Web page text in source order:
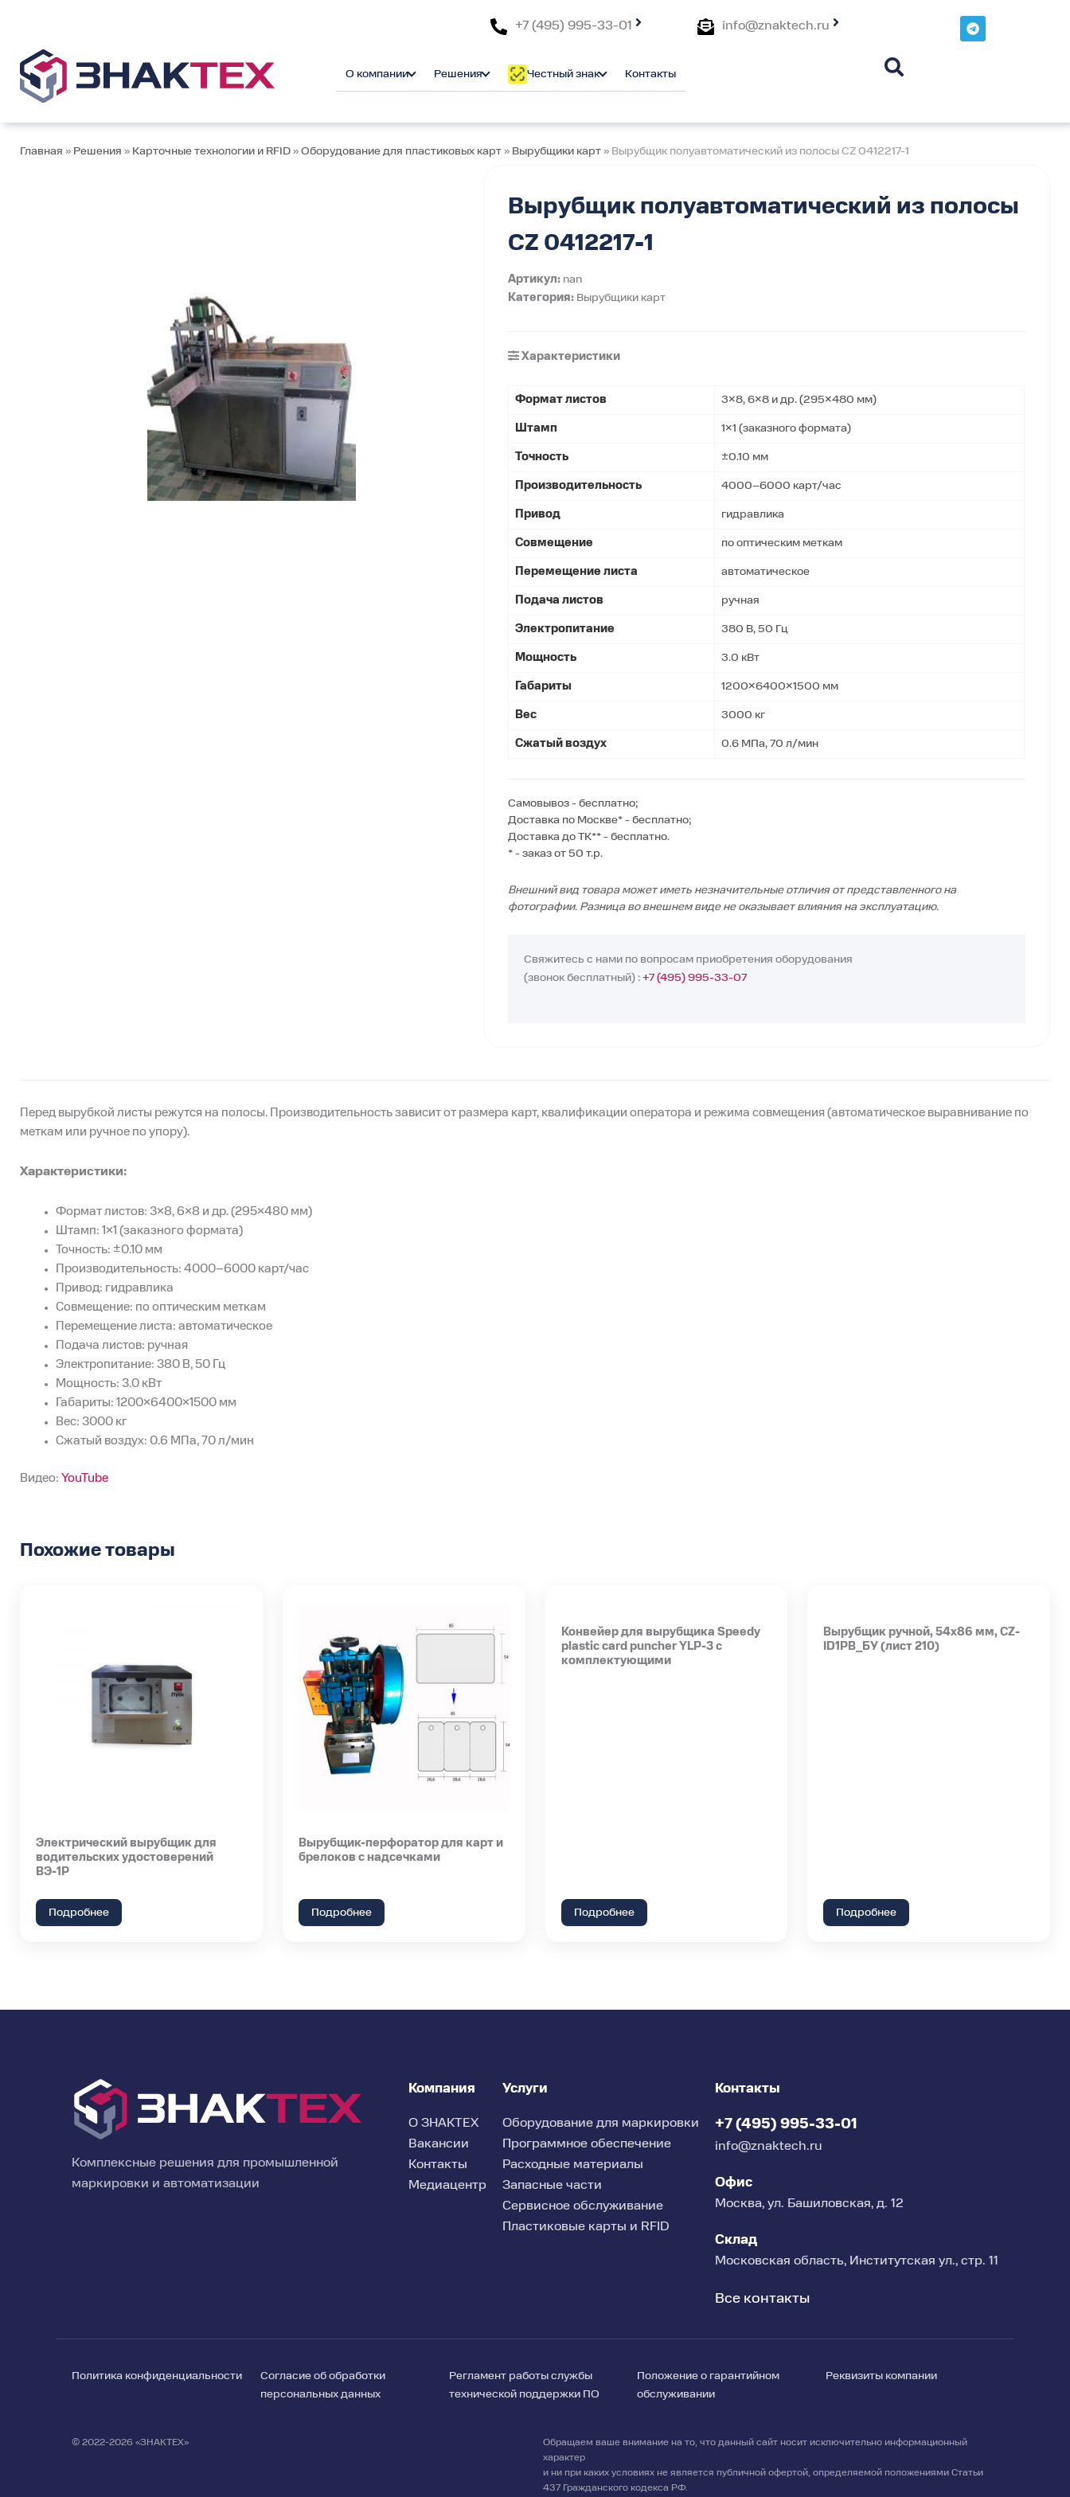
+7 (495) 995-33-01 info@znaktech.ru
T
e
О компании Решения Честный знак Контакты
Главная » Решения » Карточные технологии и RFID » Оборудование для пластиковых карт » Вырубщики карт » Вырубщик полуавтоматический из полосы CZ 0412217-1
Вырубщик полуавтоматический из полосы
CZ 0412217-1
Артикул: nan
Категория: Вырубщики карт
Характеристики
Формат листов 3×8, 6×8 и др. (295×480 мм)
Штамп 1×1 (заказного формата)
Точность ±0.10 мм
Производительность 4000–6000 карт/час
Привод гидравлика
Совмещение по оптическим меткам
Перемещение листа автоматическое
Подача листов ручная
Электропитание 380 В, 50 Гц
Мощность 3.0 кВт
Габариты 1200×6400×1500 мм
Вес 3000 кг
Сжатый воздух 0.6 МПа, 70 л/мин
Самовывоз - бесплатно;
Доставка по Москве* - бесплатно;
Доставка до ТК** - бесплатно.
* - заказ от 50 т.р.
Внешний вид товара может иметь незначительные отличия от представленного на
фотографии. Разница во внешнем виде не оказывает влияния на эксплуатацию.
Свяжитесь с нами по вопросам приобретения оборудования
(звонок бесплатный) :+7 (495) 995-33-07
Перед вырубкой листы режутся на полосы. Производительность зависит от размера карт, квалификации оператора и режима совмещения (автоматическое выравнивание по
меткам или ручное по упору).
Характеристики:
Формат листов: 3×8, 6×8 и др. (295×480 мм)
Штамп: 1×1 (заказного формата)
Точность: ±0.10 мм
Производительность: 4000–6000 карт/час
Привод: гидравлика
Совмещение: по оптическим меткам
Перемещение листа: автоматическое
Подача листов: ручная
Электропитание: 380 В, 50 Гц
Мощность: 3.0 кВт
Габариты: 1200×6400×1500 мм
Вес: 3000 кг
Сжатый воздух: 0.6 МПа, 70 л/мин
Видео: YouTube
Похожие товары
Электрический вырубщик для
водительских удостоверений
ВЭ-1Р
Подробнее
Вырубщик-перфоратор для карт и
брелоков с надсечками
Подробнее
Конвейер для вырубщика Speedy
plastic card puncher YLP-3 с
комплектующими
Подробнее
Вырубщик ручной, 54х86 мм, CZ-
ID1PB_БУ (лист 210)
Подробнее
Комплексные решения для промышленной
маркировки и автоматизации
Компания
О ЗНАКТЕХ
Вакансии
Контакты
Медиацентр
Услуги
Оборудование для маркировки
Программное обеспечение
Расходные материалы
Запасные части
Сервисное обслуживание
Пластиковые карты и RFID
Контакты
+7 (495) 995-33-01
info@znaktech.ru
Офис
Москва, ул. Башиловская, д. 12
Склад
Московская область, Институтская ул., стр. 11
Все контакты
Политика конфиденциальности
Согласие об обработки
персональных данных
Регламент работы службы
технической поддержки ПО
Положение о гарантийном
обслуживании
Реквизиты компании
© 2022-2026 «ЗНАКТЕХ»
Обращаем ваше внимание на то, что данный сайт носит исключительно информационный
характер
и ни при каких условиях не является публичной офертой, определяемой положениями Статьи
437 Гражданского кодекса РФ.